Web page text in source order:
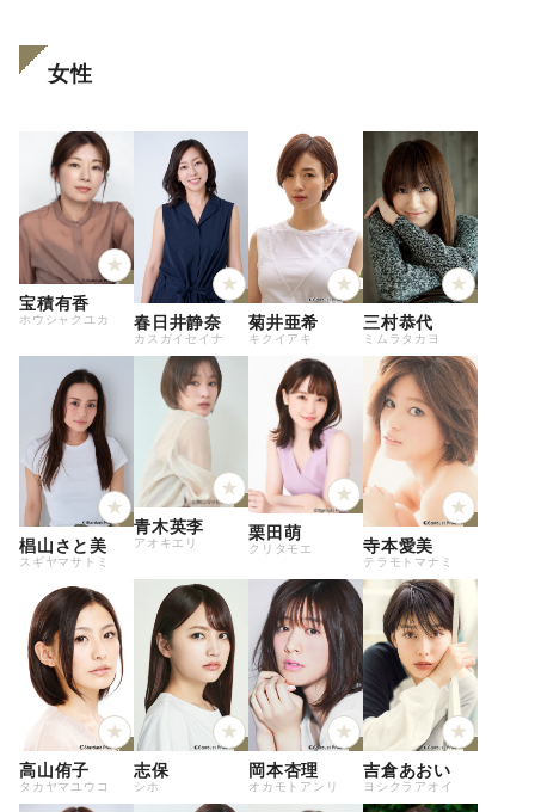
女性
宝積有香
ホウシャクユカ 春日井静奈
カスガイセイナ
菊井亜希
キクイアキ
三村恭代
ミムラタカヨ
椙山さと美
スギヤマサトミ
青木英李
アオキエリ
栗田萌
クリタモエ 寺本愛美
テラモトマナミ
高山侑子
タカヤマユウコ
志保
シホ
岡本杏理
オカモトアンリ
吉倉あおい
ヨシクラアオイ